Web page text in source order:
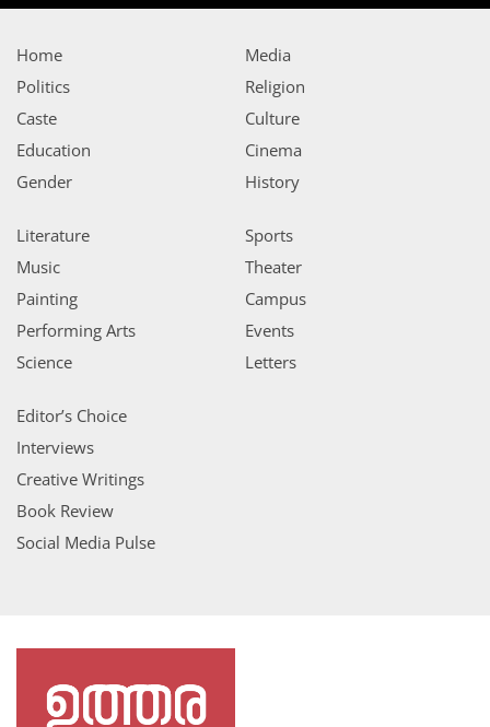
Home
Politics
Caste
Education
Gender
Media
Religion
Culture
Cinema
History
Literature
Music
Painting
Performing Arts
Science
Sports
Theater
Campus
Events
Letters
Editor’s Choice
Interviews
Creative Writings
Book Review
Social Media Pulse